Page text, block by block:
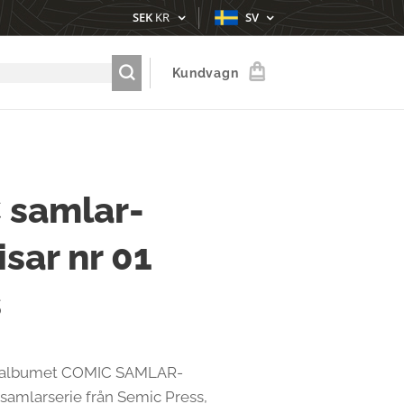
SEKKR SV
Kundvagn
samlar-
nr 01
COMIC SAMLAR-
samlarserie från Semic Press,